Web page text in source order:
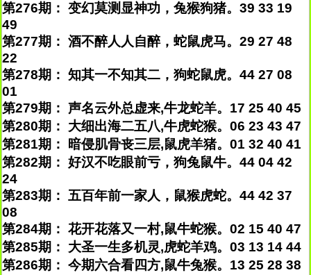
第276期： 变幻莫测显神功，兔猴狗猪。39 33 19
49
第277期： 酒不醉人人自醉，蛇鼠虎马。29 27 48
22
第278期： 知其一不知其二，狗蛇鼠虎。44 27 08
01
第279期： 声名云外总虚来,牛龙蛇羊。17 25 40 45
第280期： 大细出海二五八,牛虎蛇猴。06 23 43 47
第281期： 暗侵肌骨丧三层,鼠虎羊猪。01 32 40 41
第282期： 好汉不吃眼前亏，狗兔鼠牛。44 04 42
24
第283期： 五百年前一家人，鼠猴虎蛇。44 42 37
08
第284期： 花开花落又一村,鼠牛蛇猴。02 15 40 47
第285期： 大圣一生多机灵,虎蛇羊鸡。03 13 14 44
第286期： 今期六合看四方,鼠牛兔猴。13 25 28 38